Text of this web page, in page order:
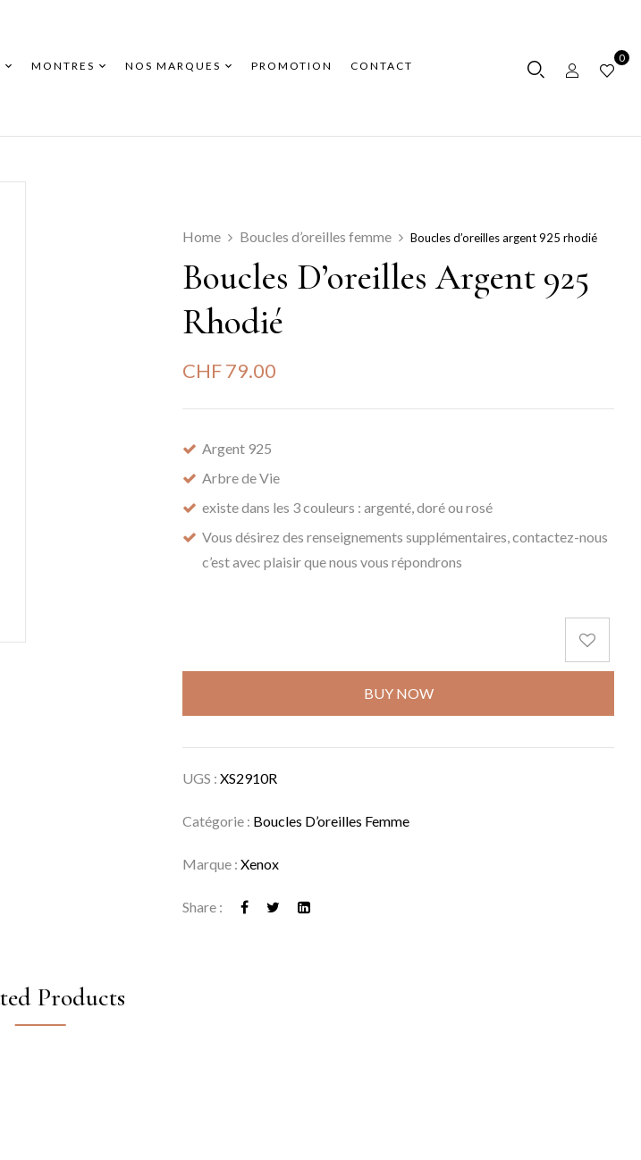
MONTRES NOS MARQUES PROMOTION CONTACT
0
Home Boucles d’oreilles femme Boucles d’oreilles argent 925 rhodié
Boucles D’oreilles Argent 925
Rhodié
CHF79.00
Argent 925
Arbre de Vie
existe dans les 3 couleurs : argenté, doré ou rosé
Vous désirez des renseignements supplémentaires, contactez-nous
c’est avec plaisir que nous vous répondrons
BUY NOW
UGS :XS2910R
Catégorie : Boucles D’oreilles Femme
Marque :Xenox
Share :
Products